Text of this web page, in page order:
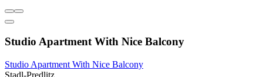
Studio Apartment With Nice Balcony
Studio Apartment With Nice Balcony
Stadl-Predlitz